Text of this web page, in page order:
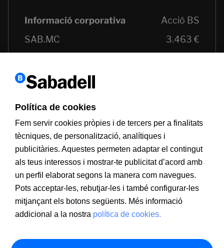
Política de cookies
Fem servir cookies pròpies i de tercers per a finalitats
tècniques, de personalització, analítiques i
publicitàries. Aquestes permeten adaptar el contingut
als teus interessos i mostrar-te publicitat d’acord amb
un perfil elaborat segons la manera com navegues.
Pots acceptar-les, rebutjar-les i també configurar-les
mitjançant els botons següents. Més informació
addicional a la nostra política de cookies.